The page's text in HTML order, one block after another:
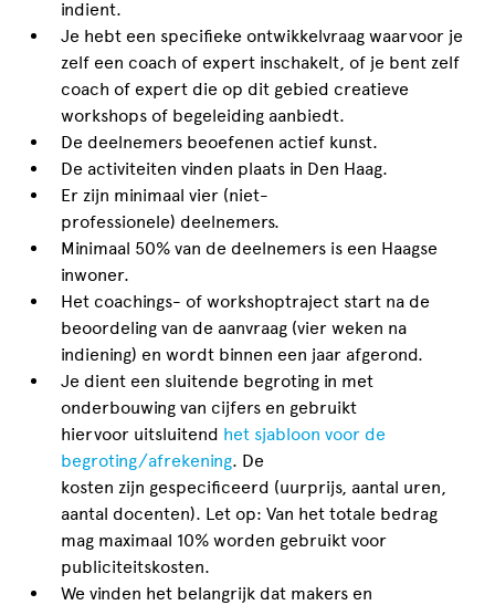
indient.
Je hebt een specifieke ontwikkelvraag waarvoor je
zelf een coach of expert inschakelt, of je bent zelf
coach of expert die op dit gebied creatieve
workshops of begeleiding aanbiedt.
De deelnemers beoefenen actief kunst.
De activiteiten vinden plaats in Den Haag.
Er zijn minimaal vier (niet-
professionele) deelnemers.
Minimaal 50% van de deelnemers is een Haagse
inwoner.
Het coachings- of workshoptraject start na de
beoordeling van de aanvraag (vier weken na
indiening) en wordt binnen een jaar afgerond.
Je dient een sluitende begroting in met
onderbouwing van cijfers en gebruikt
hiervoor uitsluitend het sjabloon voor de
begroting/afrekening. De
kosten zijn gespecificeerd (uurprijs, aantal uren,
aantal docenten). Let op: Van het totale bedrag
mag maximaal 10% worden gebruikt voor
publiciteitskosten.
We vinden het belangrijk dat makers en